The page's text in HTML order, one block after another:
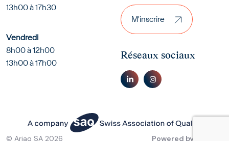
13h00 à 17h30
Vendredi
8h00 à 12h00
13h00 à 17h00
M'inscrire
M'inscrire
Réseaux sociaux
© Ariaq SA 2026 Powered by